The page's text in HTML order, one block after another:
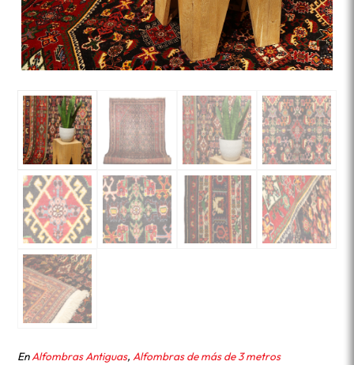
EnAlfombras Antiguas,Alfombras de más de 3 metros